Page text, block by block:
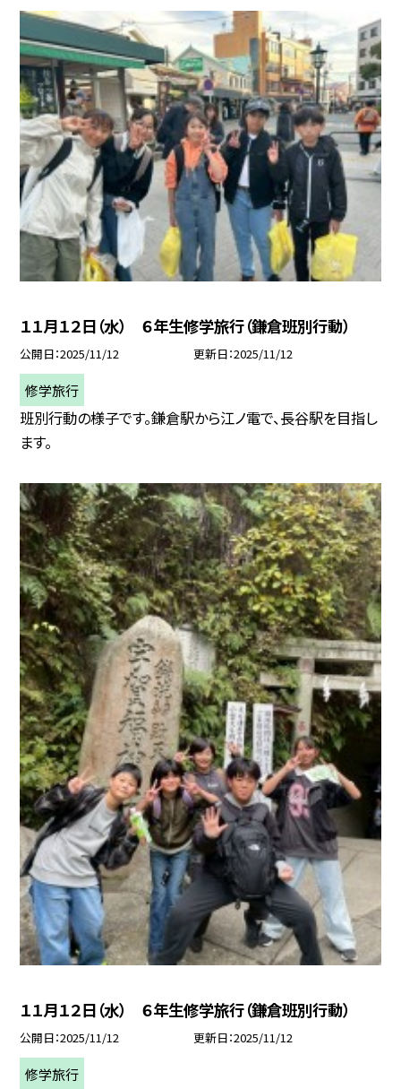
１１月１２日（水） ６年生修学旅行（鎌倉班別行動）
公開日 2025/11/12 更新日 2025/11/12
修学旅行
班別行動の様子です。鎌倉駅から江ノ電で、長谷駅を目指し
ます。
１１月１２日（水） ６年生修学旅行（鎌倉班別行動）
公開日 2025/11/12 更新日 2025/11/12
修学旅行